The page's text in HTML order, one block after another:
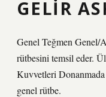
GELIR
Genel Teğmen Genel/
rütbesini temsil eder.
Kuvvetleri
genel rütbe.